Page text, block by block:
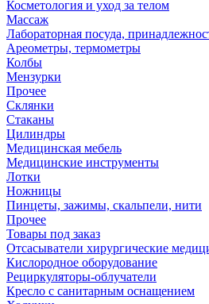
Косметология и уход за телом
Массаж
Лабораторная посуда,
Ареометры, термометры
Колбы
Мензурки
Прочее
Склянки
Стаканы
Цилиндры
Медицинская мебель
Медицинские инструменты
Лотки
Ножницы
Пинцеты, зажимы, скальпели, нити
Прочее
Товары под заказ
Отсасыватели хирургические
Кислородное оборудование
Рециркуляторы-облучатели
Кресло с санитарным оснащением